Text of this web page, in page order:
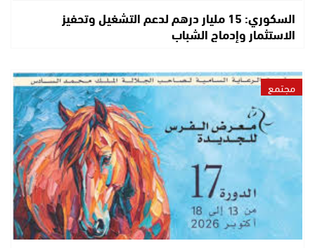
السكوري: 15 مليار درهم لدعم التشغيل وتحفيز
الاستثمار وإدماج الشباب
مجتمع